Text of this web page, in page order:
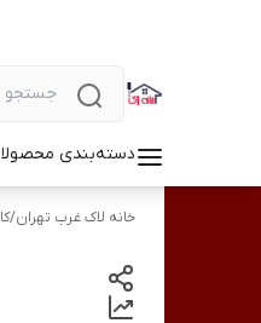
دسته‌بندی
خانه لاک غرب تهران/